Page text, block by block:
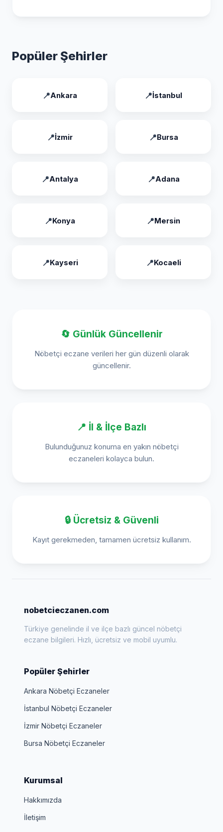
Popüler Şehirler
Ankara İstanbul
İzmir Bursa
Antalya Adana
Konya Mersin
Kayseri Kocaeli
🔄 Günlük Güncellenir
Nöbetçi eczane verileri her gün düzenli olarak
güncellenir.
📍 İl & İlçe Bazlı
Bulunduğunuz konuma en yakın nöbetçi
eczaneleri kolayca bulun.
🔒 Ücretsiz & Güvenli
Kayıt gerekmeden, tamamen ücretsiz kullanım.
nobetcieczanen.com
Türkiye genelinde il ve ilçe bazlı güncel nöbetçi
eczane bilgileri. Hızlı, ücretsiz ve mobil uyumlu.
Popüler Şehirler
Ankara Nöbetçi Eczaneler
İstanbul Nöbetçi Eczaneler
İzmir Nöbetçi Eczaneler
Bursa Nöbetçi Eczaneler
Kurumsal
Hakkımızda
İletişim